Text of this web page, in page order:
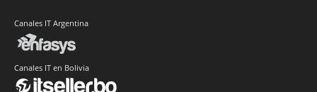
Canales IT Argentina
Canales IT en Bolivia